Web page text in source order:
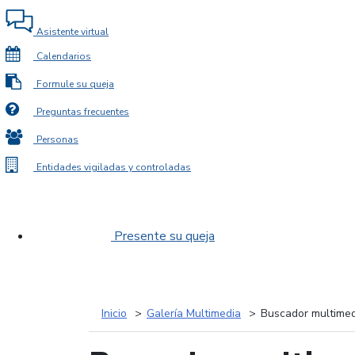
Asistente virtual
Calendarios
Formule su queja
Preguntas frecuentes
Personas
Entidades vigiladas y controladas
Presente su queja
Inicio Galería Multimedia Buscador